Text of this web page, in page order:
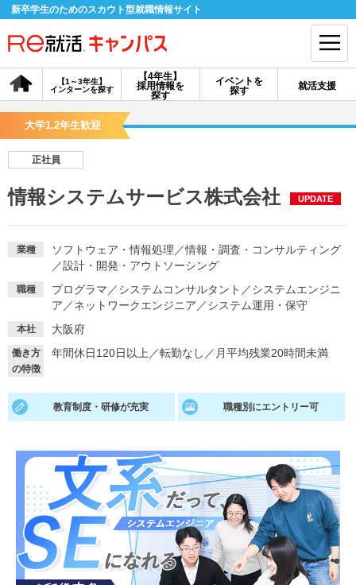
新卒学生のためのスカウト型就職情報サイト
【4年生】
採用情報を
探す
【1～3年生】
インターンを探す
イベントを
探す
就活支援
会員登録 ログイン
探す
イベントを探す スカウト お知らせ
就活ノウハウが満載！ お役立ち記事・相談室など
あなたに合う仕事を診断！ 動画で対策講座をチェック
就活ニュースペーパー
就活時事ニュースを更新
よくある質問
不明点があればこちら
大学1,2年生歓迎
正社員
情報システムサービス株式会社 UPDATE
業種 ソフトウェア・情報処理 ／情報・調査・コンサルティング
／設計・開発・アウトソーシング
職種 プログラマ ／システムコンサルタント ／システムエンジニ
ア ／ネットワークエンジニア ／システム運用・保守
本社 大阪府
働き方
の特徴
年間休日120日以上 ／転勤なし ／ 月平均残業20時間未満
教育制度・研修が充実 職種別にエントリー可